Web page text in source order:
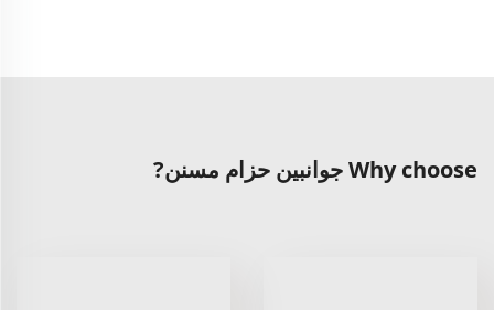
Why choose جوانبين حزام مسنن?